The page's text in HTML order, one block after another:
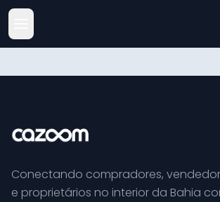
Conectando compradores,
e proprietários no interior da Bahia